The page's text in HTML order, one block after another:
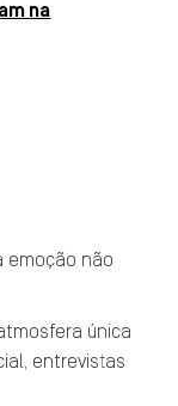
na
emoção não
única
entrevistas